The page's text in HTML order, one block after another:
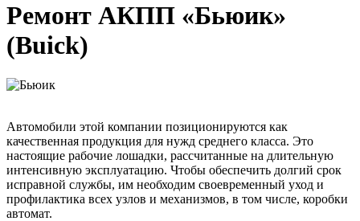
Ремонт АКПП «Бьюик»
(Buick)
Автомобили этой компании позиционируются как
качественная продукция для нужд среднего класса. Это
настоящие рабочие лошадки, рассчитанные на длительную
интенсивную эксплуатацию. Чтобы обеспечить долгий срок
исправной службы, им необходим своевременный уход и
профилактика всех узлов и механизмов, в том числе, коробки
автомат.